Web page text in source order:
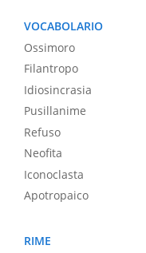
VOCABOLARIO
Ossimoro
Filantropo
Idiosincrasia
Pusillanime
Refuso
Neofita
Iconoclasta
Apotropaico
RIME